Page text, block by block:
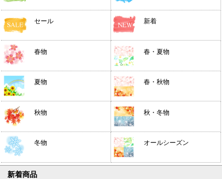
セール 新着
春物 春・夏物
夏物 春・秋物
秋物 秋・冬物
冬物 オールシーズン
新着商品